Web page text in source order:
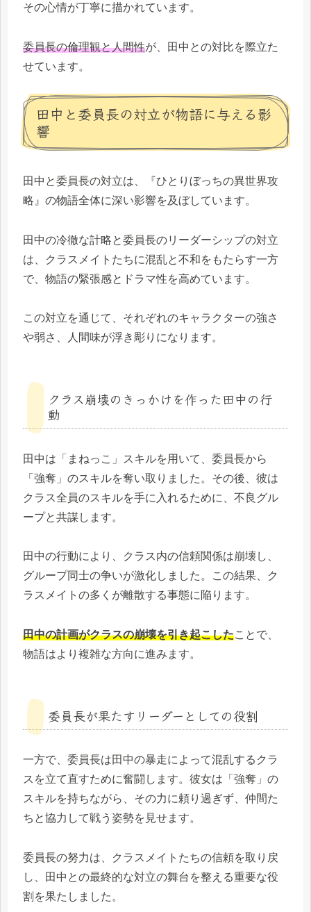
その心情が丁寧に描かれています。
委員長の倫理観と人間性が、田中との対比を際立た
せています。
田中と委員長の対立が物語に与える影
響
田中と委員長の対立は、『ひとりぼっちの異世界攻
略』の物語全体に深い影響を及ぼしています。
田中の冷徹な計略と委員長のリーダーシップの対立
は、クラスメイトたちに混乱と不和をもたらす一方
で、物語の緊張感とドラマ性を高めています。
この対立を通じて、それぞれのキャラクターの強さ
や弱さ、人間味が浮き彫りになります。
クラス崩壊のきっかけを作った田中の行
動
田中は「まねっこ」スキルを用いて、委員長から
「強奪」のスキルを奪い取りました。その後、彼は
クラス全員のスキルを手に入れるために、不良グル
ープと共謀します。
田中の行動により、クラス内の信頼関係は崩壊し、
グループ同士の争いが激化しました。この結果、ク
ラスメイトの多くが離散する事態に陥ります。
田中の計画がクラスの崩壊を引き起こしたことで、
物語はより複雑な方向に進みます。
委員長が果たすリーダーとしての役割
一方で、委員長は田中の暴走によって混乱するクラ
スを立て直すために奮闘します。彼女は「強奪」の
スキルを持ちながら、その力に頼り過ぎず、仲間た
ちと協力して戦う姿勢を見せます。
委員長の努力は、クラスメイトたちの信頼を取り戻
し、田中との最終的な対立の舞台を整える重要な役
割を果たしました。